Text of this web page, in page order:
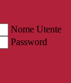
Nome Utente
Password